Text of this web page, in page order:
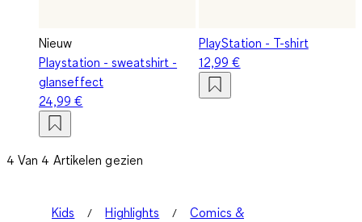
Nieuw
Playstation - sweatshirt -
glanseffect
24,99 €
PlayStation - T-shirt
12,99 €
4 Van 4 Artikelen gezien
Kids Highlights
Comics &